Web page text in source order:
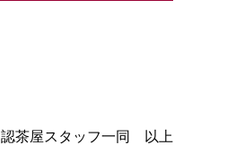
認茶屋スタッフ一同 以上